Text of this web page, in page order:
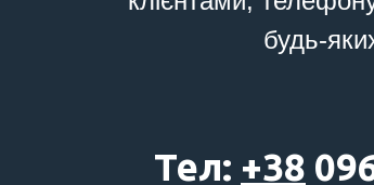
будь-
Тел: +38